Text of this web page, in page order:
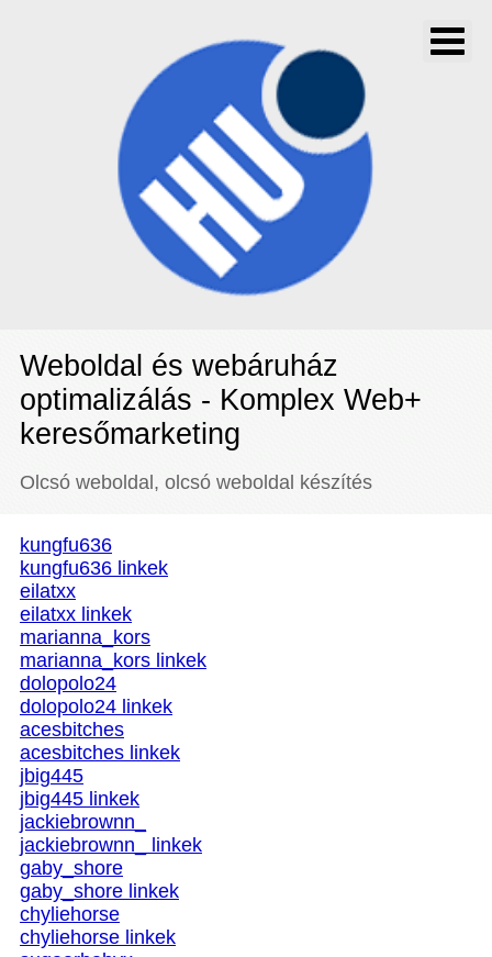
Weboldal és webáruház
optimalizálás - Komplex Web+
keresőmarketing
Olcsó weboldal, olcsó weboldal készítés
kungfu636
kungfu636 linkek
eilatxx
eilatxx linkek
marianna_kors
marianna_kors linkek
dolopolo24
dolopolo24 linkek
acesbitches
acesbitches linkek
jbig445
jbig445 linkek
jackiebrownn_
jackiebrownn_ linkek
gaby_shore
gaby_shore linkek
chyliehorse
chyliehorse linkek